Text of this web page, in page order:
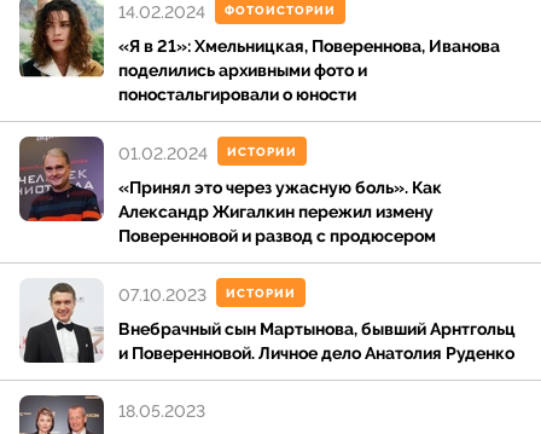
ФОТОИСТОРИИ
«Я в 21»: Хмельницкая, Повереннова, Иванова
поделились архивными фото и
поностальгировали о юности
14.02.2024
ИСТОРИИ
«Принял это через ужасную боль». Как
Александр Жигалкин пережил измену
Поверенновой и развод с продюсером
01.02.2024
ИСТОРИИ
Внебрачный сын Мартынова, бывший Арнтгольц
и Поверенновой. Личное дело Анатолия Руденко
07.10.2023
18.05.2023